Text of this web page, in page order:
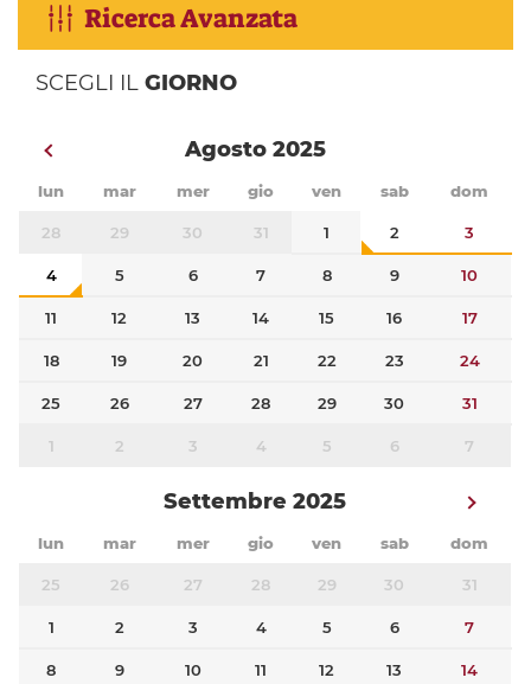
Ricerca Avanzata
SCEGLI IL GIORNO
Agosto 2025
lun mar mer gio ven sab dom
28 29 30 31 1 2 3
4 5 6 7 8 9 10
11 12 13 14 15 16 17
18 19 20 21 22 23 24
25 26 27 28 29 30 31
1 2 3 4 5 6 7
Settembre 2025
lun mar mer gio ven sab dom
25 26 27 28 29 30 31
1 2 3 4 5 6 7
8 9 10 11 12 13 14